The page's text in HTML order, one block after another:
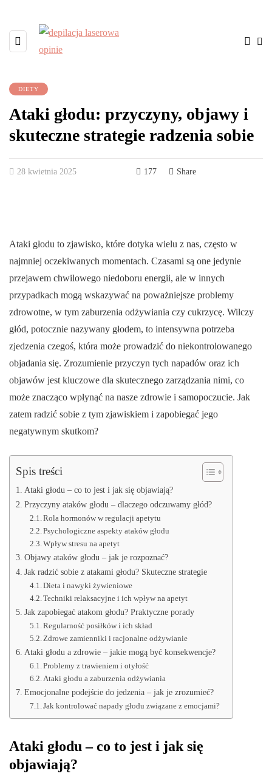
DIETY
Ataki głodu: przyczyny, objawy i
skuteczne strategie radzenia sobie
28 kwietnia 2025 177 Share
Ataki głodu to zjawisko, które dotyka wielu z nas, często w
najmniej oczekiwanych momentach. Czasami są one jedynie
przejawem chwilowego niedoboru energii, ale w innych
przypadkach mogą wskazywać na poważniejsze problemy
zdrowotne, w tym zaburzenia odżywiania czy cukrzycę. Wilczy
głód, potocznie nazywany głodem, to intensywna potrzeba
zjedzenia czegoś, która może prowadzić do niekontrolowanego
objadania się. Zrozumienie przyczyn tych napadów oraz ich
objawów jest kluczowe dla skutecznego zarządzania nimi, co
może znacząco wpłynąć na nasze zdrowie i samopoczucie. Jak
zatem radzić sobie z tym zjawiskiem i zapobiegać jego
negatywnym skutkom?
Spis treści
Ataki głodu – co to jest i jak się objawiają?
Przyczyny ataków głodu – dlaczego odczuwamy głód?
Rola hormonów w regulacji apetytu
Psychologiczne aspekty ataków głodu
Wpływ stresu na apetyt
Objawy ataków głodu – jak je rozpoznać?
Jak radzić sobie z atakami głodu? Skuteczne strategie
Dieta i nawyki żywieniowe
Techniki relaksacyjne i ich wpływ na apetyt
Jak zapobiegać atakom głodu? Praktyczne porady
Regularność posiłków i ich skład
Zdrowe zamienniki i racjonalne odżywianie
Ataki głodu a zdrowie – jakie mogą być konsekwencje?
Problemy z trawieniem i otyłość
Ataki głodu a zaburzenia odżywiania
Emocjonalne podejście do jedzenia – jak je zrozumieć?
Jak kontrolować napady głodu związane z emocjami?
Ataki głodu – co to jest i jak się
objawiają?